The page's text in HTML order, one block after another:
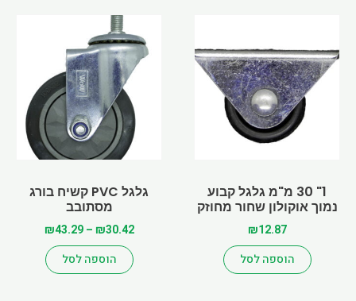
1" 30 מ"מ גלגל קבוע
נמוך אוקולון שחור מחוזק
₪12.87
הוספה לסל
יש
מספר
סוגים.
ניתן
לבחור
את
בעמוד
המוצר
גלגל PVC קשיח בורג
מסתובב
₪30.42
–
₪43.29
הוספה לסל
יש
מספר
סוגים.
ניתן
לבחור
את
בעמוד
המוצר